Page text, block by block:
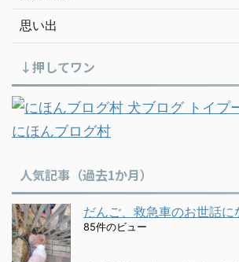
思い出
↓押してワン
にほんブログ村
人気記事（過去1か月）
だんご、救急車のお世話に
85件のビュー